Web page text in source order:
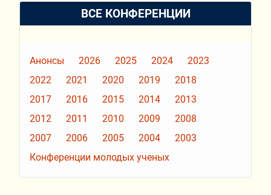
ВСЕ КОНФЕРЕНЦИИ
Анонсы 2026 2025 2024
2023
2022
2021 2020 2019
2018
2017
2016 2015 2014
2013
2012
2011 2010 2009
2008
2007
2006 2005 2004
2003
Конференции молодых ученых